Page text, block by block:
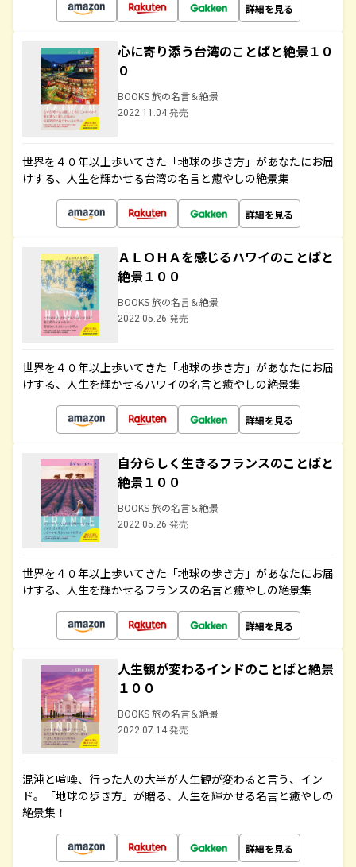
詳細を見る
心に寄り添う台湾のことばと絶景１０
０
BOOKS 旅の名言＆絶景
2022.11.04 発売
世界を４０年以上歩いてきた「地球の歩き方」があなたにお届
けする、人生を輝かせる台湾の名言と癒やしの絶景集
詳細を見る
ＡＬＯＨＡを感じるハワイのことばと
絶景１００
BOOKS 旅の名言＆絶景
2022.05.26 発売
世界を４０年以上歩いてきた「地球の歩き方」があなたにお届
けする、人生を輝かせるハワイの名言と癒やしの絶景集
詳細を見る
自分らしく生きるフランスのことばと
絶景１００
BOOKS 旅の名言＆絶景
2022.05.26 発売
世界を４０年以上歩いてきた「地球の歩き方」があなたにお届
けする、人生を輝かせるフランスの名言と癒やしの絶景集
詳細を見る
人生観が変わるインドのことばと絶景
１００
BOOKS 旅の名言＆絶景
2022.07.14 発売
混沌と喧噪、行った人の大半が人生観が変わると言う、イン
ド。「地球の歩き方」が贈る、人生を輝かせる名言と癒やしの
絶景集！
詳細を見る